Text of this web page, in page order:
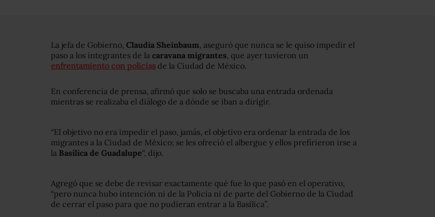
La jefa de Gobierno, Claudia Sheinbaum, aseguró que nunca se le quiso impedir el
paso a los integrantes de la caravana migrantes, que ayer tuvieron un
enfrentamiento con policías de la Ciudad de México.
En conferencia de prensa, afirmó que solo se buscaba una entrada ordenada
mientras se realizaba el diálogo de a dónde se iban a dirigir.
“El objetivo no era impedir el paso, jamás, el objetivo era ordenar la entrada de los
migrantes a la Ciudad de México; se les ofreció el albergue y ellos prefirieron irse a
la Basílica de Guadalupe“, dijo.
Agregó que se debe de revisar exactamente qué fue lo que pasó en el operativo,
“pero nunca hubo intención ni de la Policía ni de parte del Gobierno de la Ciudad
de cerrar el paso para que no pudieran entrar a la Basílica”.